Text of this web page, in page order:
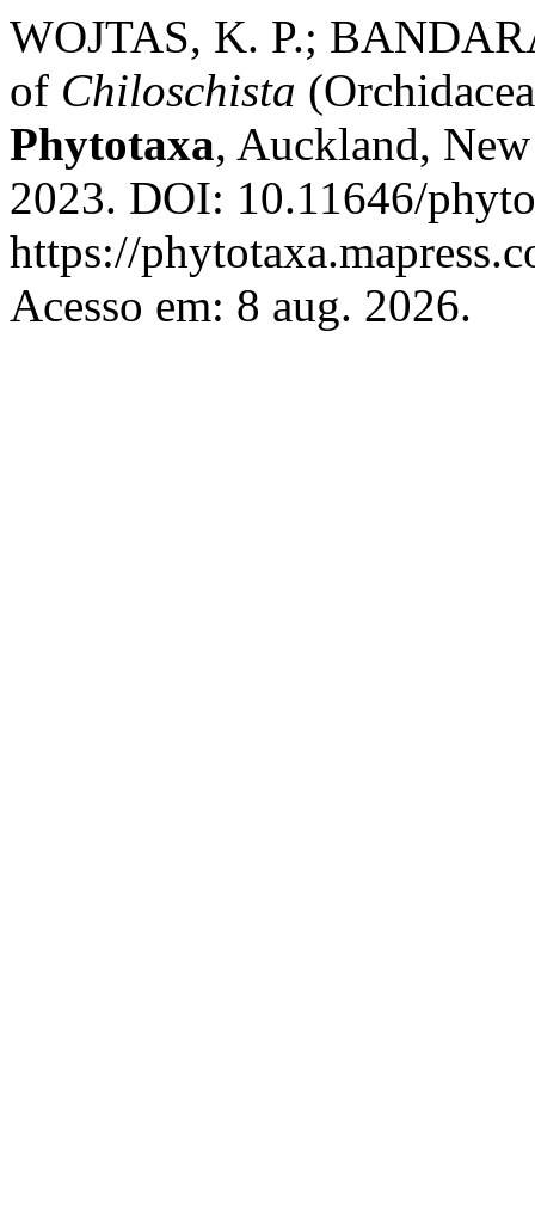
WOJTAS, K. P.;
of Chiloschista
Phytotaxa, Auckland,
2023. DOI: 10.11646/
https://
Acesso em: 8 aug. 2026.